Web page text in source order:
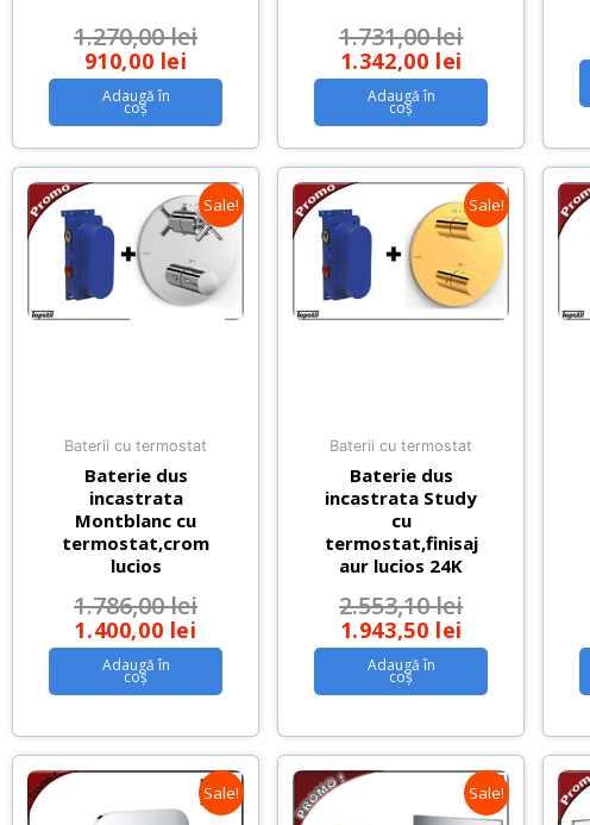
1.270,00lei
910,00 lei
Adaugă în
coș
1.731,00lei
1.342,00 lei
Adaugă în
coș
Sale!
Baterii cu termostat
Baterie dus
incastrata
Montblanc cu
termostat,crom
lucios
1.786,00lei
1.400,00 lei
Adaugă în
coș
Sale!
Baterii cu termostat
Baterie dus
incastrata Study
cu
termostat,finisaj
aur lucios 24K
2.553,10lei
1.943,50 lei
Adaugă în
coș
Sale! Sale!